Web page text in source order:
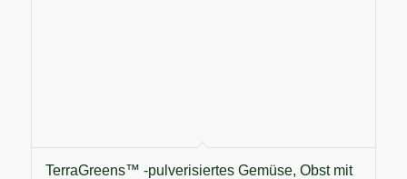
TerraGreens™ -pulverisiertes Gemüse, Obst mit